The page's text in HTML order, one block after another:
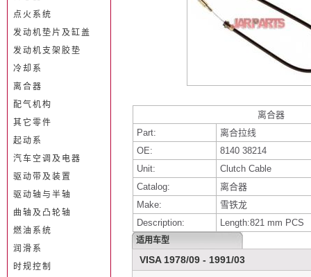
离合器
Part:
离合拉线
OE:
8140 38214
Unit:
Clutch Cable
Catalog:
离合器
Make:
雪铁龙
Description:
Length:821 mm PCS
适用车型
VISA 1978/09 - 1991/03
点火系统
发动机垫片及缸盖
发动机支架胶垫
冷却系
离合器
配气机构
其它零件
起动系
汽车空调及电器
驱动带及装置
驱动轴与半轴
曲轴及凸轮轴
燃油系统
润滑系
时规控制